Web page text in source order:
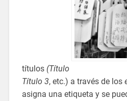
títulos (Título
Título 3, etc.) a través de los
asigna una etiqueta y se